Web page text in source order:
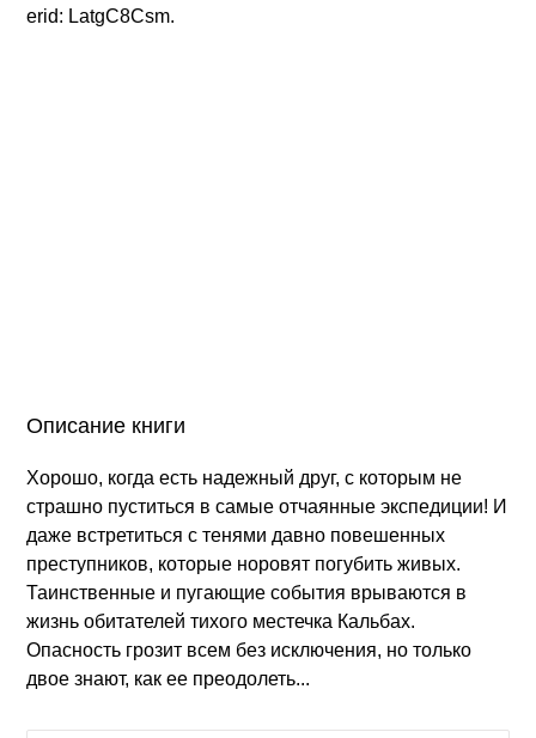
erid: LatgC8Csm.
Описание книги
Хорошо, когда есть надежный друг, с которым не
страшно пуститься в самые отчаянные экспедиции! И
даже встретиться с тенями давно повешенных
преступников, которые норовят погубить живых.
Таинственные и пугающие события врываются в
жизнь обитателей тихого местечка Кальбах.
Опасность грозит всем без исключения, но только
двое знают, как ее преодолеть...